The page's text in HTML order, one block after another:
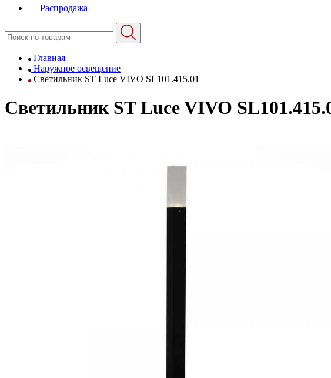
Распродажа
Главная
Наружное освещение
Светильник ST Luce VIVO SL101.415.01
Светильник ST Luce VIVO